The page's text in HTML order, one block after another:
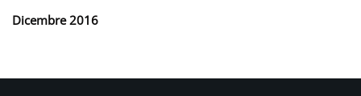
Dicembre 2016